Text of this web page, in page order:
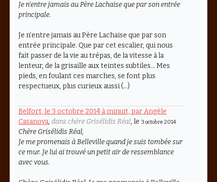
Je n’entre jamais au Père Lachaise que par son entrée
principale.
Je n’entre jamais au Père Lachaise que par son
entrée principale. Que par cet escalier, qui nous
fait passer de la vie au trépas, de la vitesse à la
lenteur, de la grisaille aux teintes subtiles… Mes
pieds, en foulant ces marches, se font plus
respectueux, plus curieux aussi (…)
Belfort, le 3 octobre 2014 à minuit, par Angèle
Casanova, dans chère Grisélidis Réal, le 3 octobre 2014
Chère Grisélidis Réal,
Je me promenais à Belleville quand je suis tombée sur
ce mur. Je lui ai trouvé un petit air de ressemblance
avec vous.